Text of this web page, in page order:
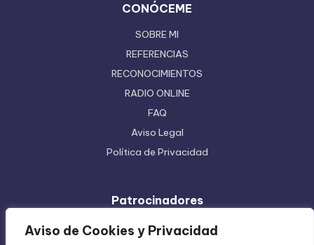
Aviso de Cookies y Privacidad
CONÓCEME
SOBRE MI
REFERENCIAS
RECONOCIMIENTOS
RADIO ONLINE
FAQ
Aviso Legal
Política de Privacidad
Patrocinadores
Ferretera Centenario de Monterrey